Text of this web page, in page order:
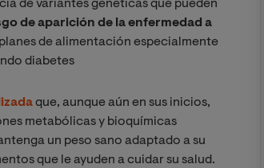
de variantes genéticas que pueden
de aparición de la enfermedad a
de alimentación especialmente
diabetes
que, aunque aún en sus inicios,
metabólicas y bioquímicas
un peso sano adaptado a su
que le ayuden a cuidar su salud.